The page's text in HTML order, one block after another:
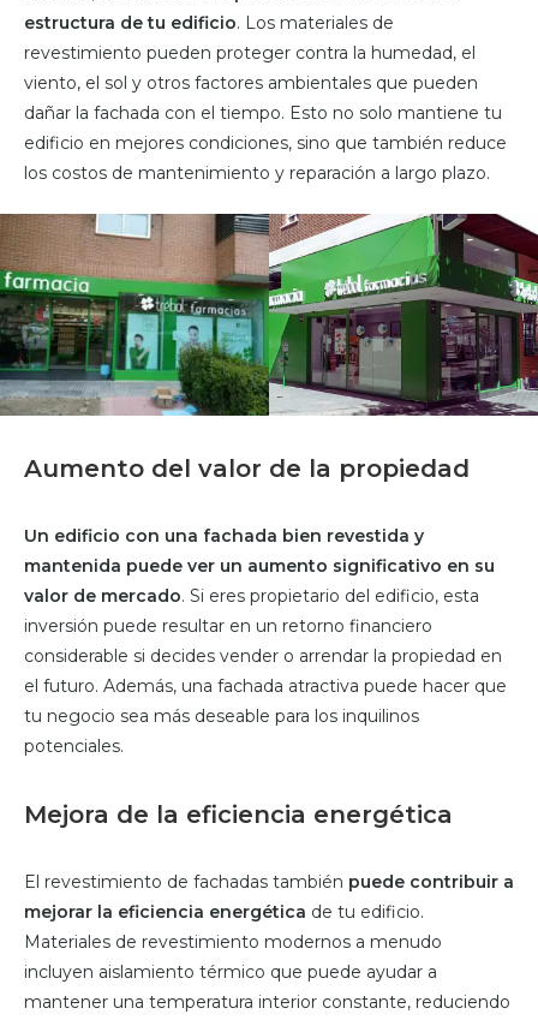
estructura de tu edificio. Los materiales de
revestimiento pueden proteger contra la humedad, el
viento, el sol y otros factores ambientales que pueden
dañar la fachada con el tiempo. Esto no solo mantiene tu
edificio en mejores condiciones, sino que también reduce
los costos de mantenimiento y reparación a largo plazo.
Aumento del valor de la propiedad
Un edificio con una fachada bien revestida y
mantenida puede ver un aumento significativo en su
valor de mercado. Si eres propietario del edificio, esta
inversión puede resultar en un retorno financiero
considerable si decides vender o arrendar la propiedad en
el futuro. Además, una fachada atractiva puede hacer que
tu negocio sea más deseable para los inquilinos
potenciales.
Mejora de la eficiencia energética
El revestimiento de fachadas también puede contribuir a
mejorar la eficiencia energética de tu edificio.
Materiales de revestimiento modernos a menudo
incluyen aislamiento térmico que puede ayudar a
mantener una temperatura interior constante, reduciendo